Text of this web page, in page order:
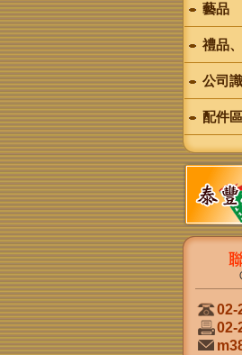
藝品
禮品
公司
配件區
02-
02-